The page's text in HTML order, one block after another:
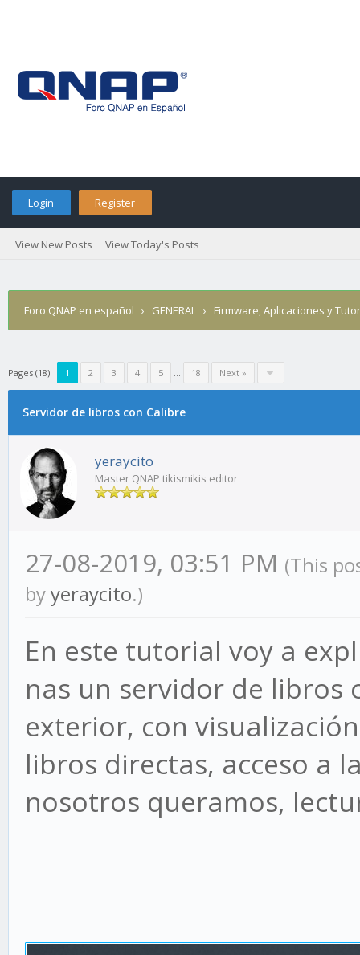
Login Register
View New Posts View Today's Posts
Foro QNAP en español › GENERAL › Firmware, Aplicaciones y
Pages (18): 1 2 3 4 5 … 18 Next »
Servidor de libros con Calibre
yeraycito
Master QNAP tikismikis editor
27-08-2019, 03:51 PM (This
byyeraycito.)
En este tutorial voy a
nas un servidor de libros
exterior, con
libros directas, acceso a
nosotros queramos,